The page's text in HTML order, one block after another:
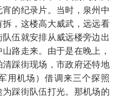
的纪录片。当时，泉州中
，这楼高大威武，远远看
伍就安排从威远楼旁边出
路走来。由于是在晚上，
踩街现场，市政府还特地
用机场）借调来三个探照
踩街队伍打光。那机场的